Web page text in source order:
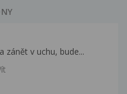
zánět v uchu, bude...